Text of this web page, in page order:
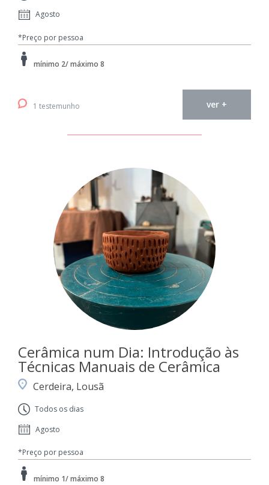
Agosto
*Preço por pessoa
mínimo 2/ máximo 8
1 testemunho ver +
Cerâmica num Dia: Introdução às
Técnicas Manuais de Cerâmica
Cerdeira, Lousã
Todos os dias
Agosto
*Preço por pessoa
mínimo 1/ máximo 8